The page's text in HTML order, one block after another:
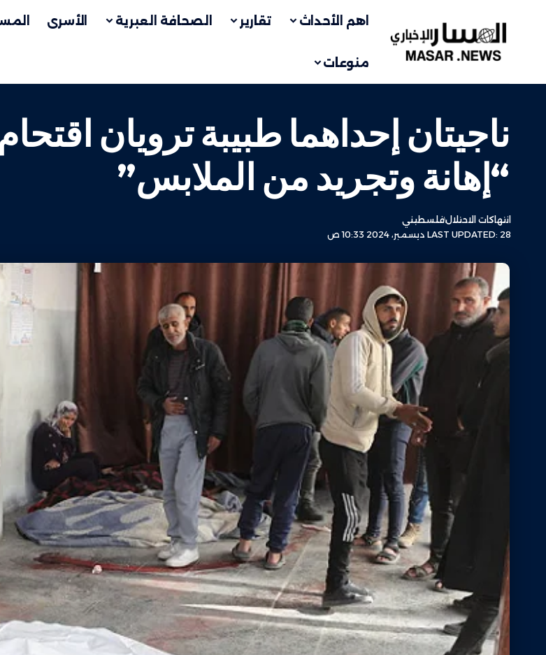
اهم الأحداث تقارير الصحافة العبرية الأسرى
منوعات
ناجيتان إحداهما طبيبة ترويان
“إهانة وتجريد من الملابس”
LAST UPDATED: 28 ديسمبر، 2024 10:33 ص
انتهاكات الاحتلالفلسطيني